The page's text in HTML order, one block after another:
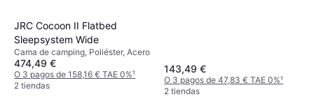
JRC Cocoon II Flatbed
Sleepsystem Wide
Cama de camping, Poliéster, Acero
474,49 €
O 3 pagos de 158,16 € TAE 0%¹
2 tiendas
143,49 €
O 3 pagos de 47,83 € TAE 0%¹
2 tiendas